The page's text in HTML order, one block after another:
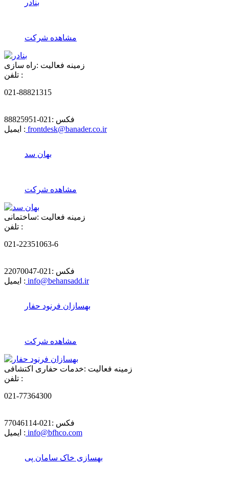
بنادر
مشاهده شرکت
زمینه فعالیت :راه سازی
تلفن :
021-88821315
فکس : 021-88825951
ایمیل : frontdesk@banader.co.ir
بهان سد
مشاهده شرکت
زمینه فعالیت :ساختمانی
تلفن :
021-22351063-6
فکس : 021-22070047
ایمیل : info@behansadd.ir
بهسازان فرنود حفار
مشاهده شرکت
زمینه فعالیت :خدمات حفاری اکتشافی
تلفن :
021-77364300
فکس : 021-77046114
ایمیل : info@bfhco.com
بهسازی خاک سامان پی